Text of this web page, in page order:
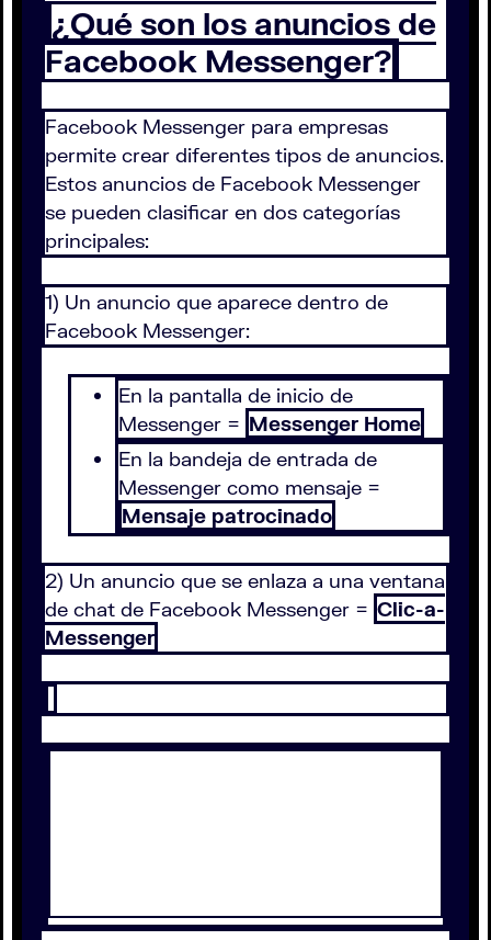
¿Qué son los anuncios de
Facebook Messenger?
Facebook Messenger para empresas
permite crear diferentes tipos de anuncios.
Estos anuncios de Facebook Messenger
se pueden clasificar en dos categorías
principales:
1) Un anuncio que aparece dentro de
Facebook Messenger:
En la pantalla de inicio de
Messenger = Messenger Home
En la bandeja de entrada de
Messenger como mensaje =
Mensaje patrocinado
2) Un anuncio que se enlaza a una ventana
de chat de Facebook Messenger = Clic-a-
Messenger